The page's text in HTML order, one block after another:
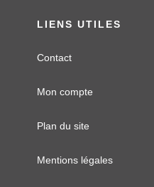
LIENS UTILES
Contact
Mon compte
Plan du site
Mentions légales